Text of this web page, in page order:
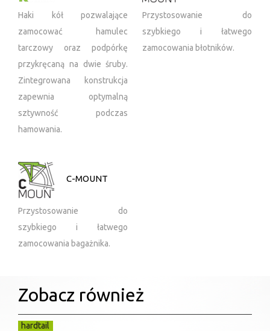
Haki kół pozwalające
zamocować hamulec
tarczowy oraz podpórkę
przykręcaną na dwie śruby.
Zintegrowana konstrukcja
zapewnia optymalną
sztywność podczas
hamowania.
Przystosowanie do
szybkiego i łatwego
zamocowania błotników.
C-MOUNT
Przystosowanie do
szybkiego i łatwego
zamocowania bagażnika.
Zobacz również
hardtail